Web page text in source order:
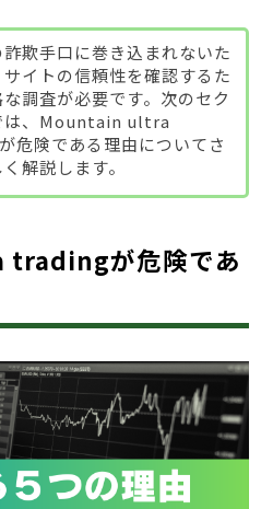
詐欺手口に巻き込まれないた
イトの信頼性を確認するた
調査が必要です。次のセク
は、Mountain ultra
危険である理由についてさ
解説します。
が危険であ